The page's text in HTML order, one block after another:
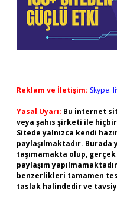
Reklam ve İletişim: Skype:
Yasal Uyarı: Bu internet
veya şahıs şirketi ile
Sitede yalnızca kendi
paylaşılmaktadır.
taşımamakta olup,
paylaşım
benzerlikleri tamamen
taslak halindedir ve